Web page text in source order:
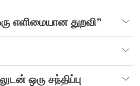
எளிமையான துறவி”
ஒரு சந்திப்பு